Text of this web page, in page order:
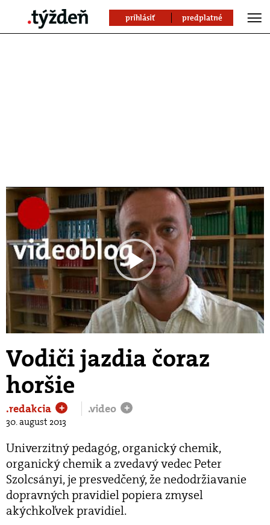
prihlásiť predplatné
Play
Video
Vodiči jazdia čoraz
horšie
.redakcia + .video +
30. august 2013
Univerzitný pedagóg, organický chemik,
organický chemik a zvedavý vedec Peter
Szolcsányi, je presvedčený, že nedodržiavanie
dopravných pravidiel popiera zmysel
akýchkoľvek pravidiel.